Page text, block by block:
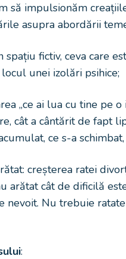
să impulsionăm
asupra abordării
spațiu fictiv, ceva care
unei izolări psihice;
„ce ai lua cu tine pe
cât a cântărit de fapt
ce s-a
creșterea ratei
arătat cât de dificilă
nevoit. Nu trebuie
: